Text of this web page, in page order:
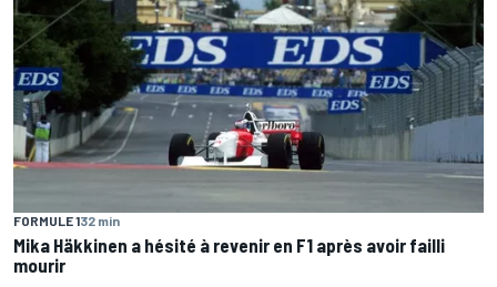
FORMULE 132 min
Mika Häkkinen a hésité à revenir en F1 après avoir failli
mourir